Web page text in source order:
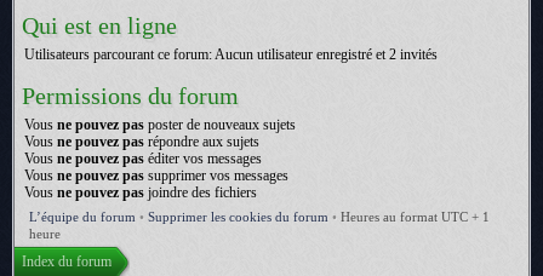
Qui est en ligne
Utilisateurs parcourant ce forum: Aucun utilisateur enregistré et 2 invités
Permissions du forum
Vous ne pouvez pas poster de nouveaux sujets
Vous ne pouvez pas répondre aux sujets
Vous ne pouvez pas éditer vos messages
Vous ne pouvez pas supprimer vos messages
Vous ne pouvez pas joindre des fichiers
L’équipe du forum • Supprimer les cookies du forum • Heures au format UTC + 1
heure
Index du forum